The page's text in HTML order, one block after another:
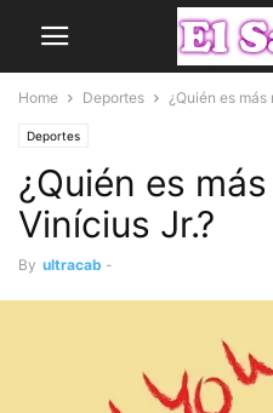
Home Deportes ¿Quién es más
Deportes
¿Quién es
Vinícius Jr.?
By ultracab -